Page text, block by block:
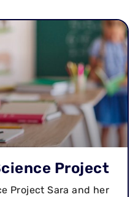
Project
Project Sara and her